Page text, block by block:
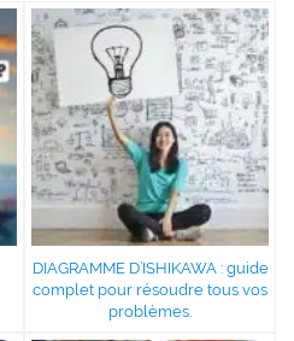
DIAGRAMME D’ISHIKAWA : guide
complet pour résoudre tous vos
problèmes.